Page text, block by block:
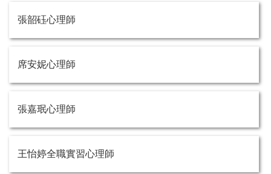
張韶砡心理師
席安妮心理師
張嘉珉心理師
王怡婷全職實習心理師